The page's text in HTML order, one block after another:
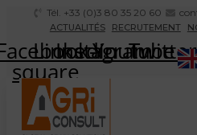
contenu
Tél. +33 (0)3 80 35 20 60
ACTUALITÉS RECRUTEMENT
square
Linkedin
Instagram
Youtube
Twitter